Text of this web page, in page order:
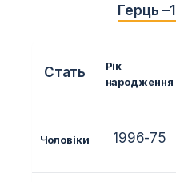
Герць –1,
Стать
Рік
народження
Чоловіки 1996-75